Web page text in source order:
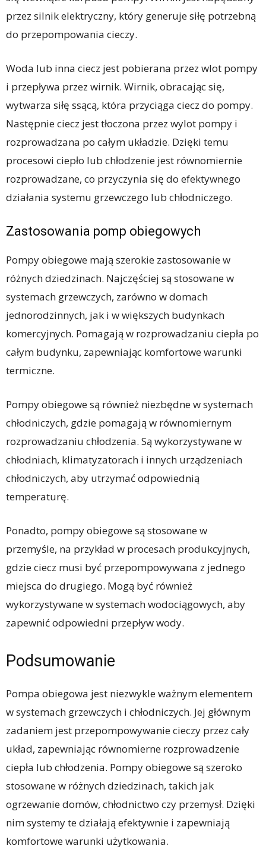
przez silnik elektryczny, który generuje siłę potrzebną
do przepompowania cieczy.
Woda lub inna ciecz jest pobierana przez wlot pompy
i przepływa przez wirnik. Wirnik, obracając się,
wytwarza siłę ssącą, która przyciąga ciecz do pompy.
Następnie ciecz jest tłoczona przez wylot pompy i
rozprowadzana po całym układzie. Dzięki temu
procesowi ciepło lub chłodzenie jest równomiernie
rozprowadzane, co przyczynia się do efektywnego
działania systemu grzewczego lub chłodniczego.
Zastosowania pomp obiegowych
Pompy obiegowe mają szerokie zastosowanie w
różnych dziedzinach. Najczęściej są stosowane w
systemach grzewczych, zarówno w domach
jednorodzinnych, jak i w większych budynkach
komercyjnych. Pomagają w rozprowadzaniu ciepła po
całym budynku, zapewniając komfortowe warunki
termiczne.
Pompy obiegowe są również niezbędne w systemach
chłodniczych, gdzie pomagają w równomiernym
rozprowadzaniu chłodzenia. Są wykorzystywane w
chłodniach, klimatyzatorach i innych urządzeniach
chłodniczych, aby utrzymać odpowiednią
temperaturę.
Ponadto, pompy obiegowe są stosowane w
przemyśle, na przykład w procesach produkcyjnych,
gdzie ciecz musi być przepompowywana z jednego
miejsca do drugiego. Mogą być również
wykorzystywane w systemach wodociągowych, aby
zapewnić odpowiedni przepływ wody.
Podsumowanie
Pompa obiegowa jest niezwykle ważnym elementem
w systemach grzewczych i chłodniczych. Jej głównym
zadaniem jest przepompowywanie cieczy przez cały
układ, zapewniając równomierne rozprowadzenie
ciepła lub chłodzenia. Pompy obiegowe są szeroko
stosowane w różnych dziedzinach, takich jak
ogrzewanie domów, chłodnictwo czy przemysł. Dzięki
nim systemy te działają efektywnie i zapewniają
komfortowe warunki użytkowania.